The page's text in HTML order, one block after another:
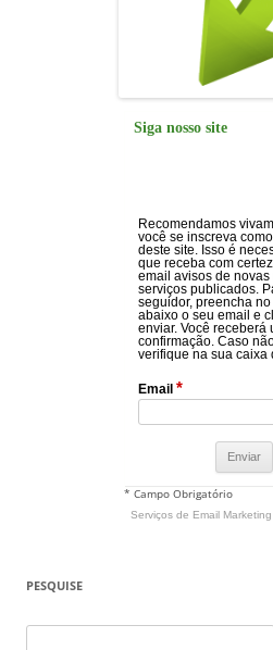
Siga nosso site
Recomendamos
você se inscreva
deste site. Isso é
que receba com
email avisos de novas
serviços publicados.
seguidor, preencha
abaixo o seu email e
enviar. Você receberá
confirmação. Caso
verifique na sua caixa
Email *
* Campo Obrigatório
Serviços de Email Marketing
PESQUISE